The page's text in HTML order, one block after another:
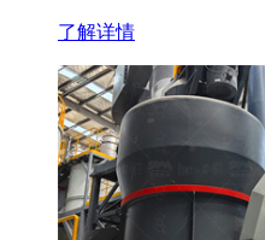
了解详情